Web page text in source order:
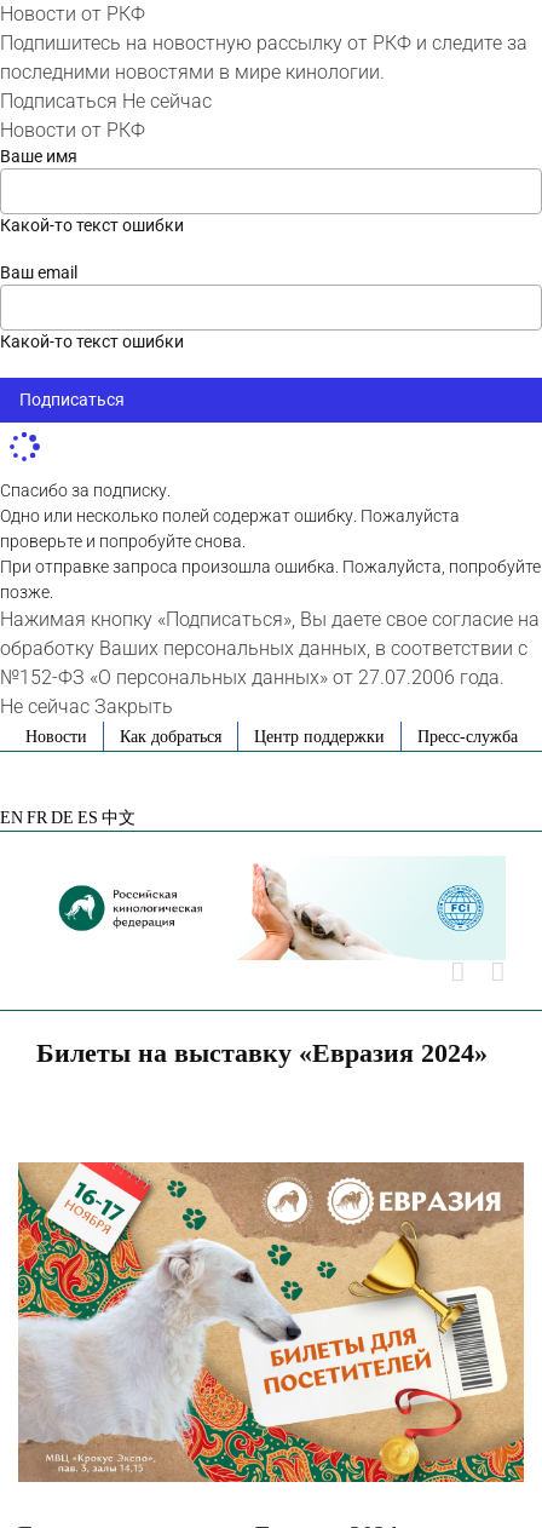
Новости от РКФ
Подпишитесь на новостную рассылку от РКФ и следите за
последними новостями в мире кинологии.
Подписаться Не сейчас
Новости от РКФ
Ваше имя
Какой-то текст ошибки
Ваш email
Какой-то текст ошибки
Подписаться
Спасибо за подписку.
Одно или несколько полей содержат ошибку. Пожалуйста
проверьте и попробуйте снова.
При отправке запроса произошла ошибка. Пожалуйста, попробуйте
позже.
Нажимая кнопку «Подписаться», Вы даете свое согласие на
обработку Ваших персональных данных, в соответствии с
№152-ФЗ «О персональных данных» от 27.07.2006 года.
Не сейчас Закрыть
SkipНовости Как добраться Центр поддержки Пресс-служба
EN FR DE ES 中文
Билеты на выставку «Евразия 2024»
View
Larger
Image